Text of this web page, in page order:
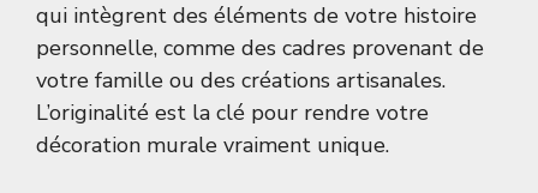
qui intègrent des éléments de votre histoire
personnelle, comme des cadres provenant de
votre famille ou des créations artisanales.
L’originalité est la clé pour rendre votre
décoration murale vraiment unique.